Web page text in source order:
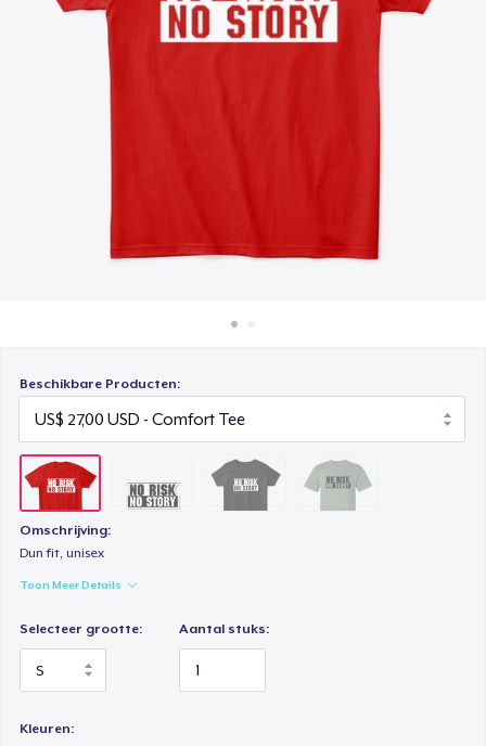
Beschikbare Producten:
Omschrijving:
Dun fit, unisex
Toon Meer Details
Selecteer grootte: Aantal stuks:
Kleuren:
Women's Classic Tee
US$ 27,00